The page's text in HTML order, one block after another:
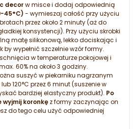
decorw misce i dodaj odpowiednią
45°C) - wymieszaj całość przy użyciu
przez około 2 minuty (aż do
konsystencji). Przy użyciu skrobki
matę silikonową, lekko dociskając i
by wypełnić szczelnie wzór formy.
w temperaturze pokojowej i
60% na około 3 godziny.
suszyć w piekarniku nagrzanym
120°C przez 6 minut (suszenie w
bardziej elastyczny produkt). Po
koronkę z formy zaczynając on
do tego celu użyć odpowiedniej